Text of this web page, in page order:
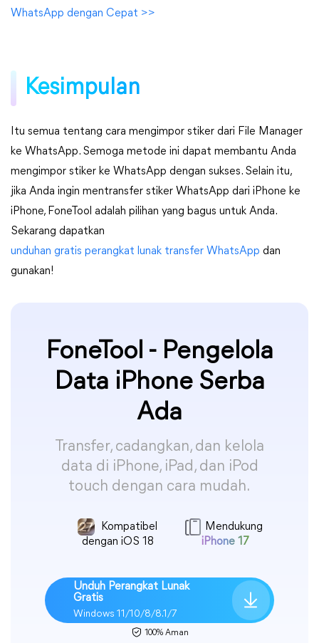
WhatsApp dengan Cepat >>
Kesimpulan
Itu semua tentang cara mengimpor stiker dari File Manager
ke WhatsApp. Semoga metode ini dapat membantu Anda
mengimpor stiker ke WhatsApp dengan sukses. Selain itu,
jika Anda ingin mentransfer stiker WhatsApp dari iPhone ke
iPhone, FoneTool adalah pilihan yang bagus untuk Anda.
Sekarang dapatkan
unduhan gratis perangkat lunak transfer WhatsApp dan
gunakan!
FoneTool - Pengelola
Data iPhone Serba
Ada
Transfer, cadangkan, dan kelola
data di iPhone, iPad, dan iPod
touch dengan cara mudah.
Kompatibel
dengan iOS 18
Mendukung
iPhone 17
Unduh Perangkat Lunak
Gratis
Windows 11/10/8/8.1/7
100% Aman